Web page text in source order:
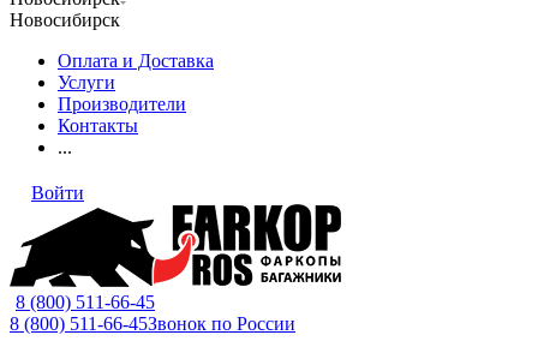
Новосибирск
Оплата и Доставка
Услуги
Производители
Контакты
...
Войти
8 (800) 511-66-45
8 (800) 511-66-45Звонок по России